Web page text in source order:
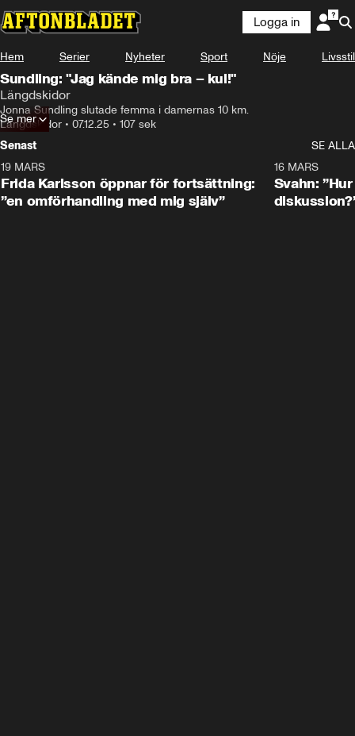
Logga in
Hem Serier Nyheter Sport Nöje Livsstil
Sundling: "Jag kände mig bra – kul!"
Längdskidor
Jonna Sundling slutade femma i damernas 10 km.
Längdskidor • 07.12.25 • 107 sek
Se mer
Senast
SE ALLA
19 MARS
Frida Karlsson öppnar för fortsättning:
”en omförhandling med mig själv”
16 MARS
Svahn: